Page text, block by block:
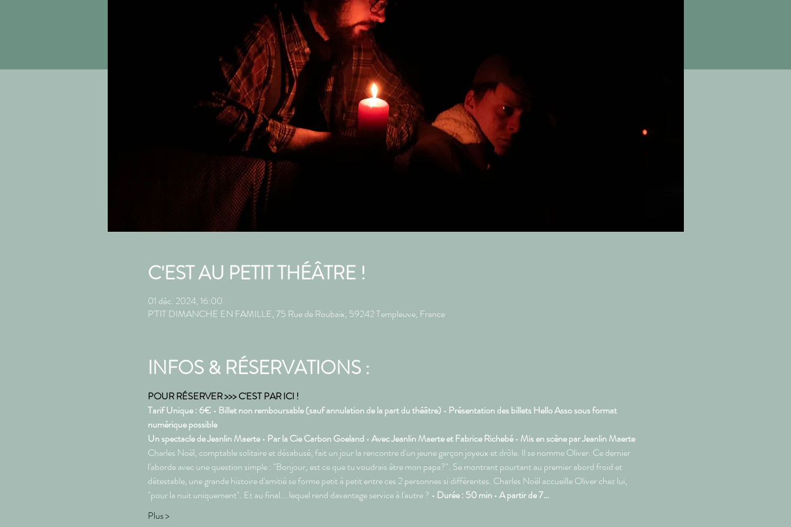
C'EST AU PETIT THÉÂTRE !
01 déc. 2024, 16:00
P'TIT DIMANCHE EN FAMILLE, 75 Rue de Roubaix, 59242 Templeuve, France
INFOS & RÉSERVATIONS :
POUR RÉSERVER >>> C'EST PAR ICI !
Tarif Unique : 6€ • Billet non remboursable (sauf annulation de la part du théâtre) • Présentation des billets Hello Asso sous format
numérique possible
Un spectacle de Jeanlin Maerte • Par la Cie Carbon Goeland • Avec Jeanlin Maerte et Fabrice Richebé • Mis en scène par Jeanlin Maerte
Charles Noël, comptable solitaire et désabusé, fait un jour la rencontre d'un jeune garçon joyeux et drôle. Il se nomme Oliver. Ce dernier
l'aborde avec une question simple : "Bonjour, est ce que tu voudrais être mon papa?". Se montrant pourtant au premier abord froid et
détestable, une grande histoire d'amitié se forme petit à petit entre ces 2 personnes si différentes. Charles Noël accueille Oliver chez lui,
"pour la nuit uniquement". Et au final... lequel rend davantage service à l'autre ? • Durée : 50 min • A partir de 7…
Plus >